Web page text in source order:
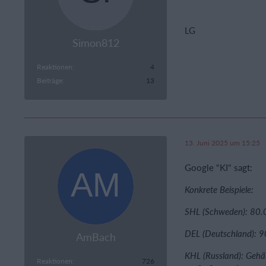
Simon812
Reaktionen
4
Beiträge
13
LG
AmBach
Reaktionen 726
13. Juni 2025 um 15:25
Google "KI" sagt:
Konkrete Beispiele:
SHL (Schweden):
DEL (Deutschland):
KHL (Russland):